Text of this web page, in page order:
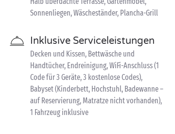
Sonnenliegen, Wäscheständer, Plancha-Grill
Inklusive Serviceleistungen
Decken und Kissen, Bettwäsche und
Handtücher, Endreinigung, WiFi-Anschluss (1
Code für 3 Geräte, 3 kostenlose Codes),
Babyset (Kinderbett, Hochstuhl, Badewanne –
auf Reservierung, Matratze nicht vorhanden),
1 Fahrzeug inklusive